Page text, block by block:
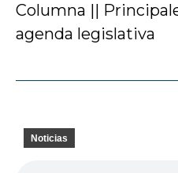
Columna ||
agenda legislativa
Noticias